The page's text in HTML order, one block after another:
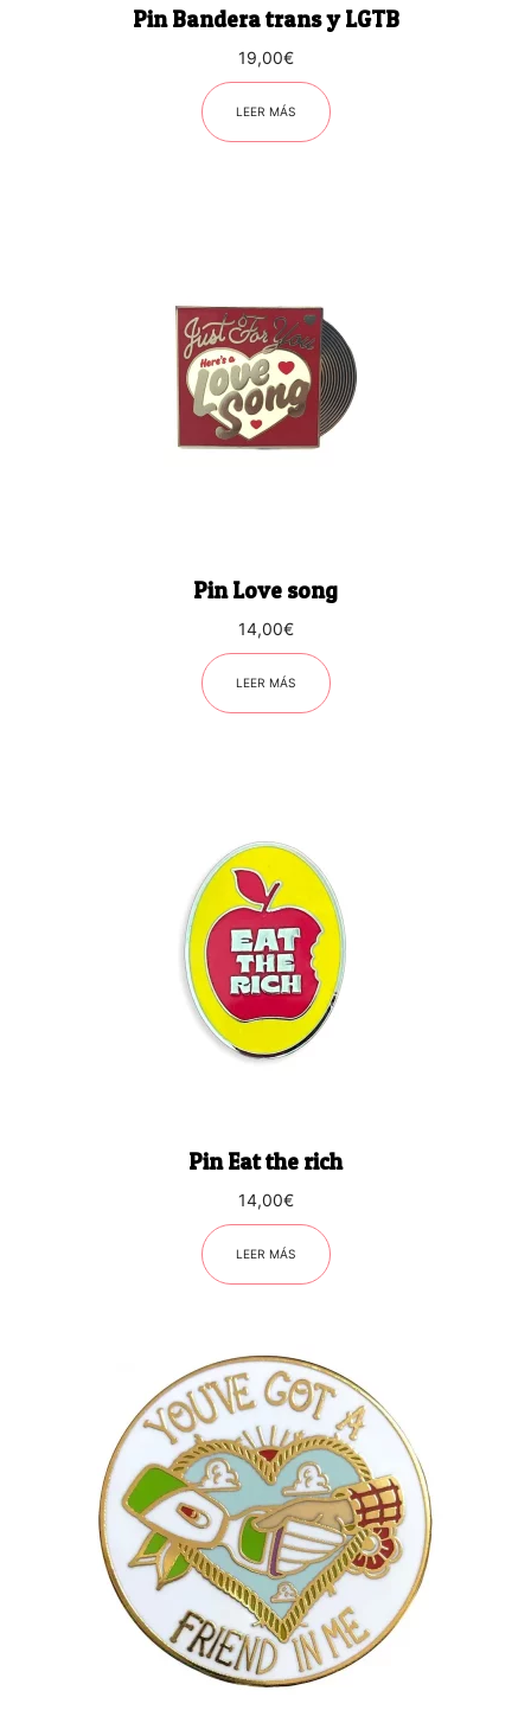
Pin Bandera trans y LGTB
19,00€
LEER MÁS
Pin Love song
14,00€
LEER MÁS
Pin Eat the rich
14,00€
LEER MÁS